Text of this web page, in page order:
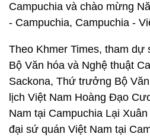
Campuchia và chào mừng
- Campuchia, Campuchia -
Theo Khmer Times, tham
Bộ Văn hóa và Nghệ thuật
Sackona, Thứ trưởng Bộ
lịch Việt Nam Hoàng Đạo
Nam tại Campuchia Lại
đại sứ quán Việt Nam tại